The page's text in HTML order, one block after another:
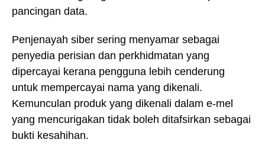
pancingan data.
Penjenayah siber sering menyamar sebagai
penyedia perisian dan perkhidmatan yang
dipercayai kerana pengguna lebih cenderung
untuk mempercayai nama yang dikenali.
Kemunculan produk yang dikenali dalam e-mel
yang mencurigakan tidak boleh ditafsirkan sebagai
bukti kesahihan.